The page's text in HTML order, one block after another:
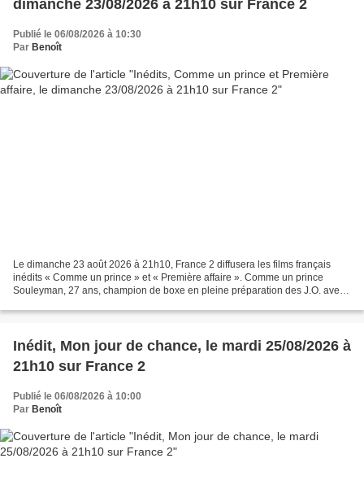
dimanche 23/08/2026 à 21h10 sur France 2
Publié le 06/08/2026 à 10:30
Par Benoît
Le dimanche 23 août 2026 à 21h10, France 2 diffusera les films français
inédits « Comme un prince » et « Première affaire ». Comme un prince
Souleyman, 27 ans, champion de boxe en pleine préparation des J.O. avec
Inédit, Mon jour de chance, le mardi 25/08/2026 à
21h10 sur France 2
Publié le 06/08/2026 à 10:00
Par Benoît